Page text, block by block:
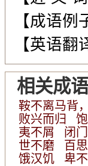
【成语例
【英语
相关成语
鞍不离马背
败兴而归
夷不屑
闭
世不磨
百
饿汉饥
卑